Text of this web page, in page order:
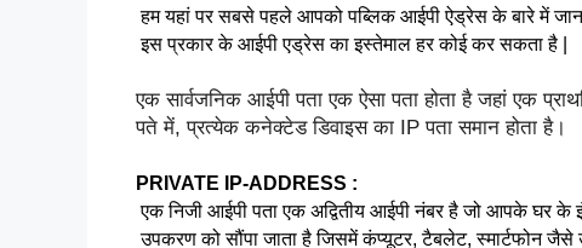
हम यहां पर सबसे पहले आपको पब्लिक आईपी ऐड्रेस के बारे में
इस प्रकार के आईपी एड्रेस का इस्तेमाल हर कोई कर सकता है |
एक सार्वजनिक आईपी पता एक ऐसा पता होता है जहां एक
पते में, प्रत्येक कनेक्टेड डिवाइस का IP पता समान होता है।
PRIVATE IP-ADDRESS :
एक निजी आईपी पता एक अद्वितीय आईपी नंबर है जो आपके घर
उपकरण को सौंपा जाता है जिसमें कंप्यूटर, टैबलेट, स्मार्टफोन